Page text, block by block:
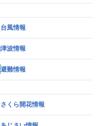
台風情報
津波情報
避難情報
さくら開花情報